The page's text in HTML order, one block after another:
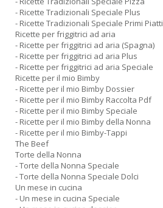
- Ricette Tradizionali Speciale Plus
- Ricette Tradizionali Speciale Primi Piatti
Ricette per friggitrici ad aria
- Ricette per friggitrici ad aria (Spagna)
- Ricette per friggitrici ad aria Plus
- Ricette per friggitrici ad aria Speciale
Ricette per il mio Bimby
- Ricette per il mio Bimby Dossier
- Ricette per il mio Bimby Raccolta Pdf
- Ricette per il mio Bimby Speciale
- Ricette per il mio Bimby della Nonna
- Ricette per il mio Bimby-Tappi
The Beef
Torte della Nonna
- Torte della Nonna Speciale
- Torte della Nonna Speciale Dolci
Un mese in cucina
- Un mese in cucina Speciale